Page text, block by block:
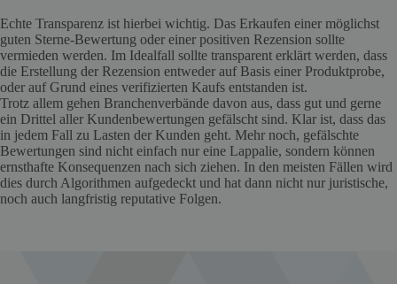
Echte Transparenz ist hierbei wichtig. Das Erkaufen einer möglichst
guten Sterne-Bewertung oder einer positiven Rezension sollte
vermieden werden. Im Idealfall sollte transparent erklärt werden, dass
die Erstellung der Rezension entweder auf Basis einer Produktprobe,
oder auf Grund eines verifizierten Kaufs entstanden ist.
Trotz allem gehen Branchenverbände davon aus, dass gut und gerne
ein Drittel aller Kundenbewertungen gefälscht sind. Klar ist, dass das
in jedem Fall zu Lasten der Kunden geht. Mehr noch, gefälschte
Bewertungen sind nicht einfach nur eine Lappalie, sondern können
ernsthafte Konsequenzen nach sich ziehen. In den meisten Fällen wird
dies durch Algorithmen aufgedeckt und hat dann nicht nur juristische,
noch auch langfristig reputative Folgen.